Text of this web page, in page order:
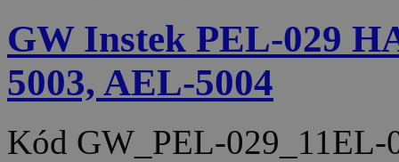
GW Instek PEL-029
5003, AEL-5004
Kód GW_PEL-029_11EL-